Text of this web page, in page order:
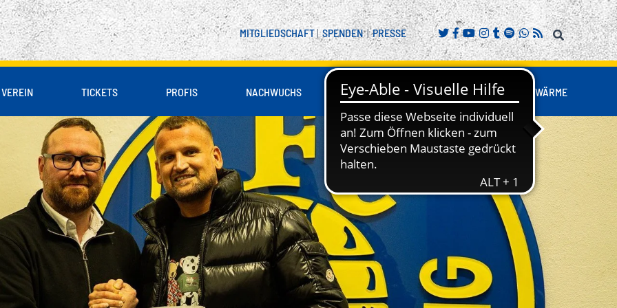
MITGLIEDSCHAFT|SPENDEN|PRESSE
VEREIN
UNSER LEITBILD BREITENSPORT
TICKETS PROFIS NACHWUCHS FANS BUSINESS
& PARTNER
NESTWÄRME